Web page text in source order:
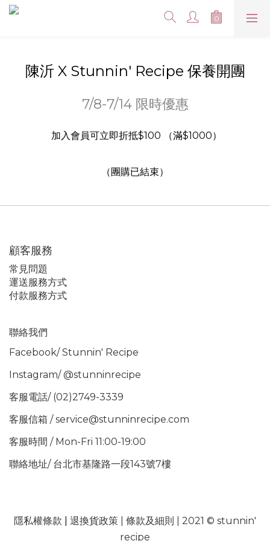
陳沂 X Stunnin' Recipe 保養開團
7/8-7/14 限時優惠
加入會員可立即折抵$100 （滿$1000）
（團購已結束）
顧客服務
常見問題
運送服務方式
付款服務方式
聯絡我們
Facebook/Stunnin' Recipe
Instagram/@stunninrecipe
客服電話/ (02)2749-3339
客服信箱 / service@stunninrecipe.com
客服時間 / Mon-Fri 11:00-19:00
聯絡地址/ 台北市基隆路一段143號7樓
隱私權條款 退換貨政策 條款及細則 | 2021 © stunnin'
recipe